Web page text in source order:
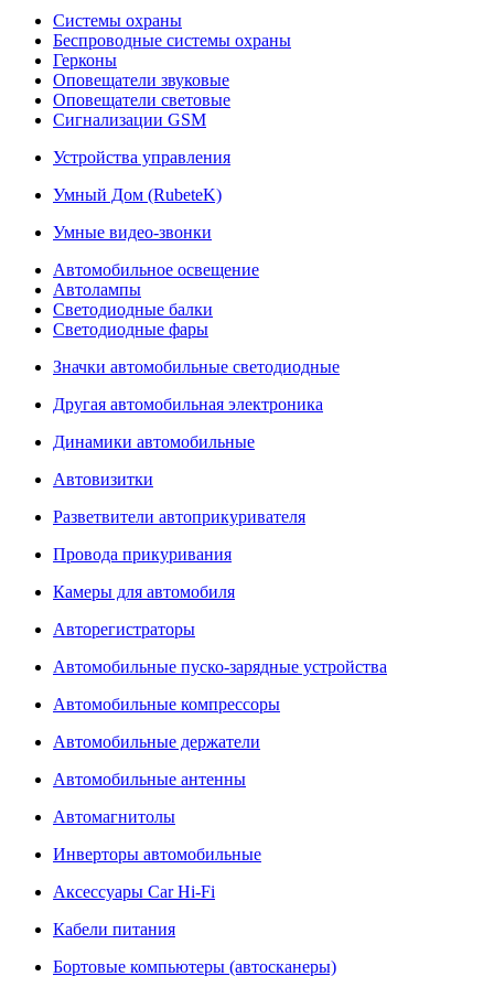
Системы охраны
Беспроводные системы охраны
Герконы
Оповещатели звуковые
Оповещатели световые
Сигнализации GSM
Устройства управления
Умный Дом (RubeteK)
Умные видео-звонки
Автомобильное освещение
Автолампы
Светодиодные балки
Светодиодные фары
Значки автомобильные светодиодные
Другая автомобильная электроника
Динамики автомобильные
Автовизитки
Разветвители автоприкуривателя
Провода прикуривания
Камеры для автомобиля
Авторегистраторы
Автомобильные пуско-зарядные устройства
Автомобильные компрессоры
Автомобильные держатели
Автомобильные антенны
Автомагнитолы
Инверторы автомобильные
Аксессуары Car Hi-Fi
Кабели питания
Бортовые компьютеры (автосканеры)